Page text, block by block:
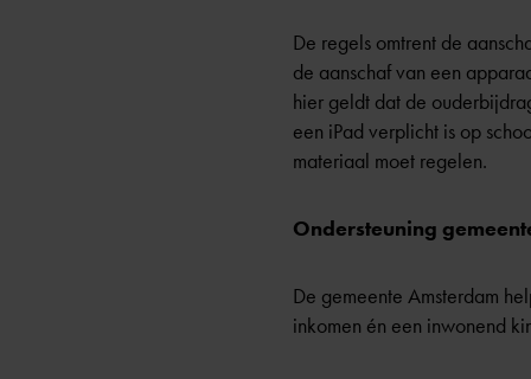
De regels omtrent de
de aanschaf van een
hier geldt dat de
een iPad verplicht is op
materiaal moet regelen.
Ondersteuning
De gemeente Amsterdam
inkomen én een inwonend